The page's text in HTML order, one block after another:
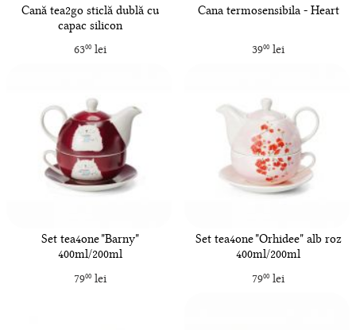
Cană tea2go sticlă dublă cu
capac silicon
6300lei
Cana termosensibila - Heart
3900lei
Set tea4one "Barny"
400ml/200ml
7900lei
Set tea4one "Orhidee" alb roz
400ml/200ml
7900lei